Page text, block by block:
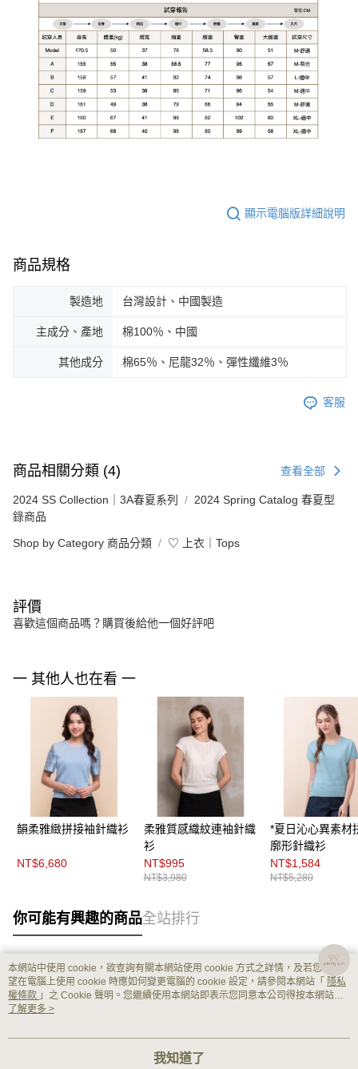
顯示電腦版詳細說明
商品規格
製造地 台灣設計、中國製造
主成分、產地 棉100％、中國
其他成分 棉65％、尼龍32％、彈性纖維3％
客服
商品相關分類 (4) 查看全部
2024 SS Collection｜3A春夏系列
2024 Spring Catalog 春夏型
錄商品
Shop by Category 商品分類 ♡ 上衣｜Tops
評價
喜歡這個商品嗎？購買後給他一個好評吧
一 其他人也在看 一
韻柔雅緻拼接袖針織衫
NT$6,680
柔雅質感織紋連袖針織
衫
NT$995
NT$3,980
*夏日沁心異素材
廓形針織衫
NT$1,584
NT$5,280
你可能有興趣的商品全站排行
熱門標籤
本網站中使用 cookie，欲查詢有關本網站使用 cookie 方式之詳情，及若您不希
望在電腦上使用 cookie 時應如何變更電腦的 cookie 設定，請參閱本網站「 隱私
權條款 」之 Cookie 聲明。您繼續使用本網站即表示您同意本公司得按本網站使
用條款之 Cookie 聲明使用 cookie。
了解更多 >
我知道了